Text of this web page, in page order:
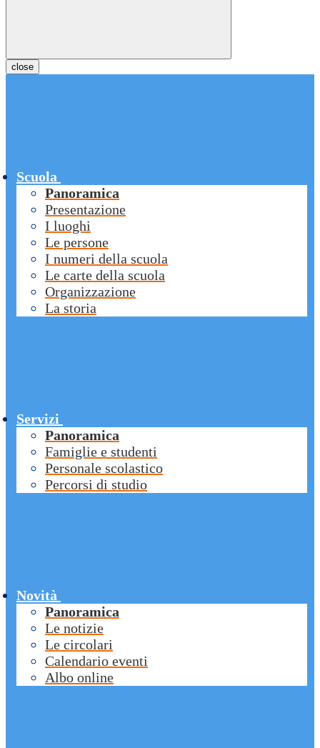
close
Scuola
Panoramica
Presentazione
I luoghi
Le persone
I numeri della scuola
Le carte della scuola
Organizzazione
La storia
Servizi
Panoramica
Famiglie e studenti
Personale scolastico
Percorsi di studio
Novità
Panoramica
Le notizie
Le circolari
Calendario eventi
Albo online